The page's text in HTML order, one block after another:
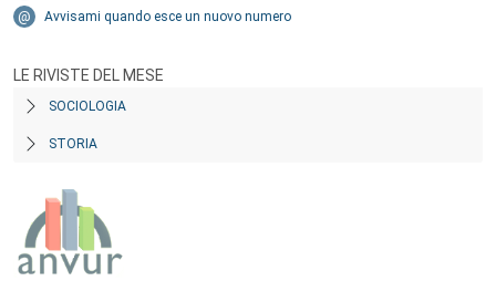
Avvisami quando esce un nuovo numero
LE RIVISTE DEL MESE
SOCIOLOGIA
STORIA